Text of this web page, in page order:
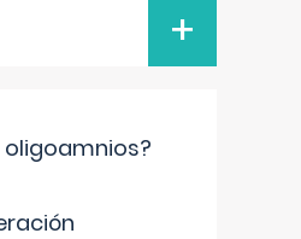
+
oligoamnios?